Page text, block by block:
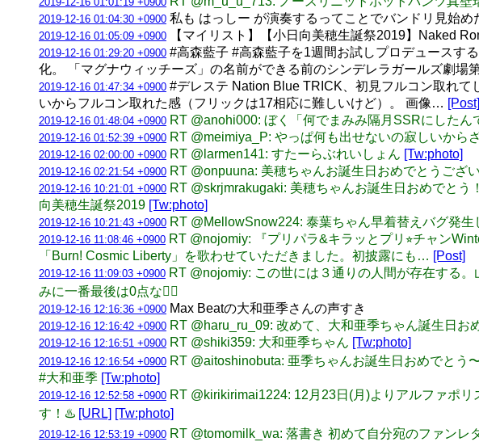
2019-12-16 01:04:30 +0900 私も はっしー が演奏するってことでバンドリ見始
2019-12-16 01:05:09 +0900 【マイリスト】【小日向美穂生誕祭2019】Naked
2019-12-16 01:29:20 +0900 #高森藍子 #高森藍子を1週間お試しプロデュースす
化。 「マグナウィッチーズ」の名前ができる前のシンデレラガールズ劇場
2019-12-16 01:47:34 +0900 #デレステ Nation Blue TRICK、初見フルコン取れ
いからフルコン取れた感（フリックは17相応に難しいけど）。 画像… [Post]
2019-12-16 01:48:04 +0900 RT @anohi000: ぼく「何でまみみ隔月SSRにした
2019-12-16 01:52:39 +0900 RT @meimiya_P: やっぱ何も出せないの寂しいから
2019-12-16 02:00:00 +0900 RT @larmen141: すたーらぶれいしょん [Tw:photo]
2019-12-16 02:21:54 +0900 RT @onpuuna: 美穂ちゃんお誕生日おめでとうござ
2019-12-16 10:21:01 +0900 RT @skrjmrakugaki: 美穂ちゃんお誕生日おめでと
向美穂生誕祭2019 [Tw:photo]
2019-12-16 10:21:43 +0900 RT @MellowSnow224: 泰葉ちゃん早着替えバグ発生
2019-12-16 11:08:46 +0900 RT @nojomiy: 『プリパラ&キラッとプリ⭐︎チャン
「Burn! Cosmic Liberty」を歌わせていただきました。初披露にも… [Post]
2019-12-16 11:09:03 +0900 RT @nojomiy: この世には３通りの人間が存在する
みに一番最後は0点な👮‍♀️
2019-12-16 12:16:36 +0900 Max Beatの大和亜季さんの声すき
2019-12-16 12:16:42 +0900 RT @haru_ru_09: 改めて、大和亜季ちゃん誕生日お
2019-12-16 12:16:51 +0900 RT @shiki359: 大和亜季ちゃん [Tw:photo]
2019-12-16 12:16:54 +0900 RT @aitoshinobuta: 亜季ちゃんお誕生日おめでとう
#大和亜季 [Tw:photo]
2019-12-16 12:52:58 +0900 RT @kirikirimai1224: 12月23日(月)よりアルファポ
す！♨️ [URL] [Tw:photo]
2019-12-16 12:53:19 +0900 RT @tomomilk_wa: 落書き 初めて自分宛のファンレ